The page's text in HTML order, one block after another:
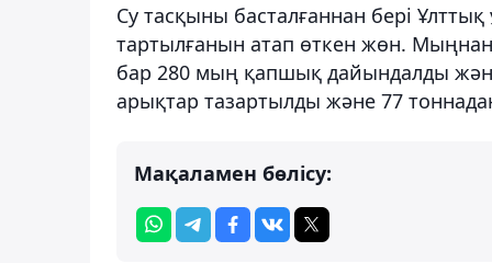
Су тасқыны басталғаннан бері
тартылғанын атап өткен жөн.
бар 280 мың қапшық дайындалды
арықтар тазартылды және 77
Мақаламен бөлісу: